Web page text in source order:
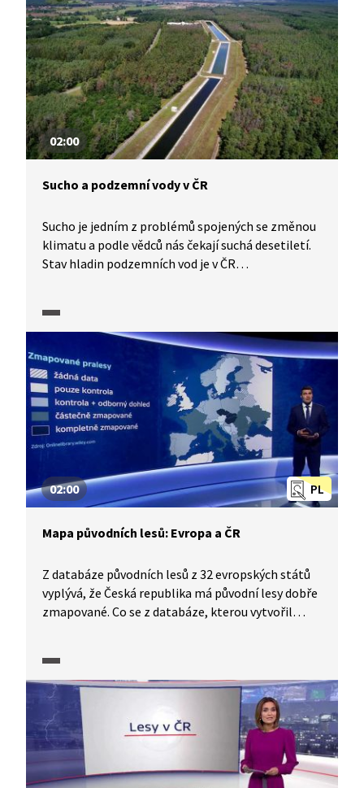
02:00
Sucho a podzemní vody v ČR
Sucho je jedním z problémů spojených se změnou
klimatu a podle vědců nás čekají suchá desetiletí.
Stav hladin podzemních vod je v ČR
jeden ze způsobů, jak vodu v české krajině zadržet,
a tím přispět k obnově zásob podzemní vody. Co si
představit pod pojmem řízená dotace?
PL
02:00
Mapa původních lesů: Evropa a ČR
Z databáze původních lesů z 32 evropských států
vyplývá, že Česká republika má původní lesy dobře
zmapované. Co se z databáze, kterou vytvořil
také dozvědět?